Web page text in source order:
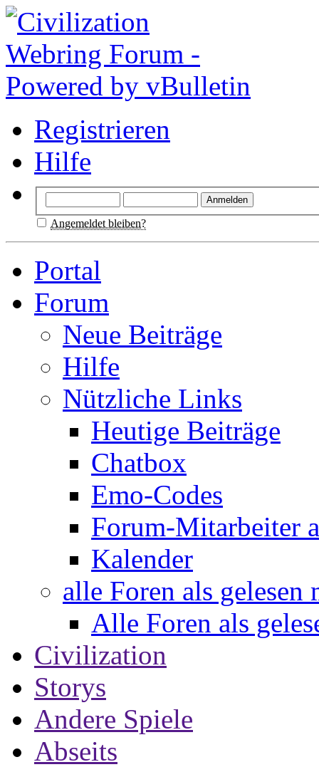
Registrieren
Hilfe
Angemeldet bleiben?
Portal
Forum
Neue Beiträge
Hilfe
Nützliche Links
Heutige Beiträge
Chatbox
Emo-Codes
Forum-Mitarbeiter
Kalender
alle Foren als gelesen
Alle Foren als
Civilization
Storys
Andere Spiele
Abseits